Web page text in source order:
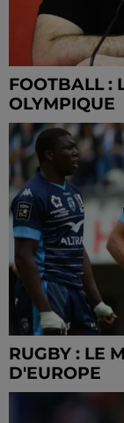
FOOTBALL :
OLYMPIQUE
RUGBY : LE
D'EUROPE